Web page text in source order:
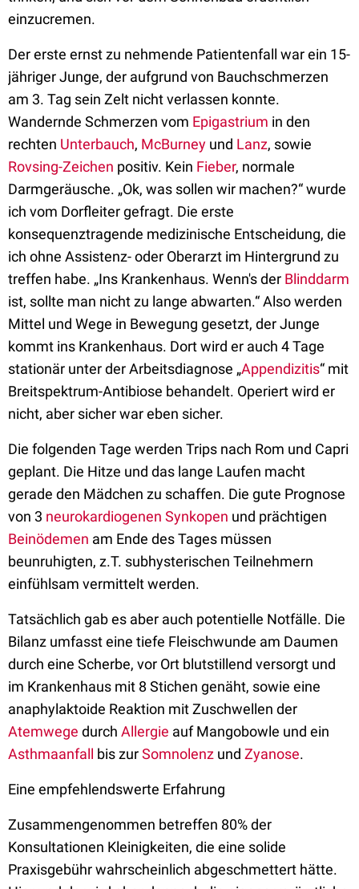
einzucremen.
Der erste ernst zu nehmende Patientenfall war ein 15-
jähriger Junge, der aufgrund von Bauchschmerzen
am 3. Tag sein Zelt nicht verlassen konnte.
Wandernde Schmerzen vom Epigastrium in den
rechten Unterbauch, McBurney und Lanz, sowie
Rovsing-Zeichen positiv. Kein Fieber, normale
Darmgeräusche. „Ok, was sollen wir machen?“ wurde
ich vom Dorfleiter gefragt. Die erste
konsequenztragende medizinische Entscheidung, die
ich ohne Assistenz- oder Oberarzt im Hintergrund zu
treffen habe. „Ins Krankenhaus. Wenn's der Blinddarm
ist, sollte man nicht zu lange abwarten.“ Also werden
Mittel und Wege in Bewegung gesetzt, der Junge
kommt ins Krankenhaus. Dort wird er auch 4 Tage
stationär unter der Arbeitsdiagnose „Appendizitis“ mit
Breitspektrum-Antibiose behandelt. Operiert wird er
nicht, aber sicher war eben sicher.
Die folgenden Tage werden Trips nach Rom und Capri
geplant. Die Hitze und das lange Laufen macht
gerade den Mädchen zu schaffen. Die gute Prognose
von 3 neurokardiogenen Synkopen und prächtigen
Beinödemen am Ende des Tages müssen
beunruhigten, z.T. subhysterischen Teilnehmern
einfühlsam vermittelt werden.
Tatsächlich gab es aber auch potentielle Notfälle. Die
Bilanz umfasst eine tiefe Fleischwunde am Daumen
durch eine Scherbe, vor Ort blutstillend versorgt und
im Krankenhaus mit 8 Stichen genäht, sowie eine
anaphylaktoide Reaktion mit Zuschwellen der
Atemwege durch Allergie auf Mangobowle und ein
Asthmaanfall bis zurSomnolenz und Zyanose.
Eine empfehlendswerte Erfahrung
Zusammengenommen betreffen 80% der
Konsultationen Kleinigkeiten, die eine solide
Praxisgebühr wahrscheinlich abgeschmettert hätte.